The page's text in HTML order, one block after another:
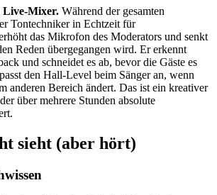
Live-Mixer. Während der gesamten
Tontechniker in Echtzeit für
das Mikrofon des Moderators und senkt
Reden übergegangen wird. Er erkennt
und schneidet es ab, bevor die Gäste es
den Hall-Level beim Sänger an, wenn
anderen Bereich ändert. Das ist ein kreativer
über mehrere Stunden absolute
sieht (aber hört)